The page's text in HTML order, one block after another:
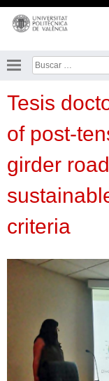
Saltar
contenido
Buscar:
Tesis
of post-
girder
criteria